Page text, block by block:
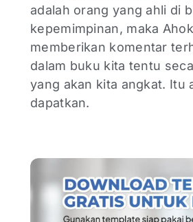
adalah orang yang ahli di
kepemimpinan, maka
memberikan komentar
dalam buku kita tentu
yang akan kita angkat. Itu
dapatkan.